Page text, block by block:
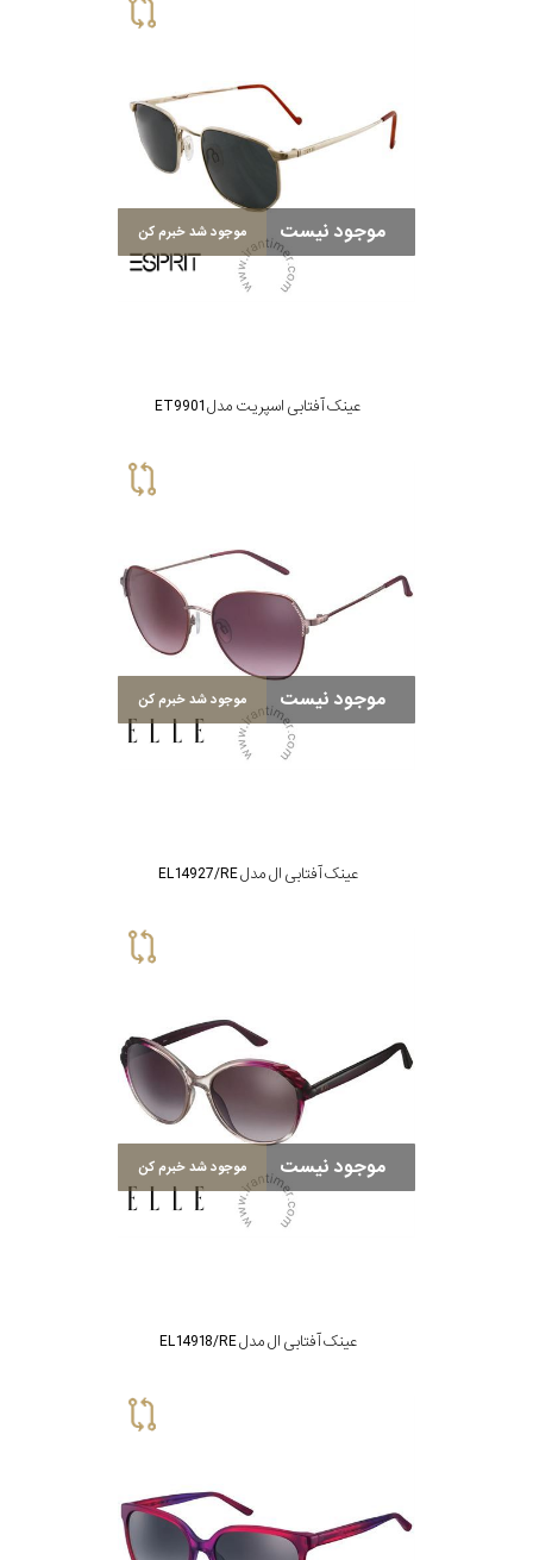
موجود نیست موجود شد خبرم کن
عینک آفتابی اسپریت مدل ET9901
موجود نیست موجود شد خبرم کن
عینک آفتابی ال مدل EL14927/RE
موجود نیست موجود شد خبرم کن
عینک آفتابی ال مدل EL14918/RE